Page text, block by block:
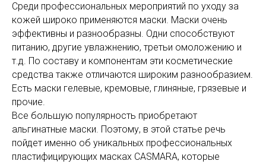
Среди профессиональных мероприятий по уходу за
кожей широко применяются маски. Маски очень
эффективны и разнообразны. Одни способствуют
питанию, другие увлажнению, третьи омоложению и
т.д. По составу и компонентам эти косметические
средства также отличаются широким разнообразием.
Есть маски гелевые, кремовые, глиняные, грязевые и
прочие.
Все большую популярность приобретают
альгинатные маски. Поэтому, в этой статье речь
пойдет именно об уникальных профессиональных
пластифицирующих масках CASMARA, которые